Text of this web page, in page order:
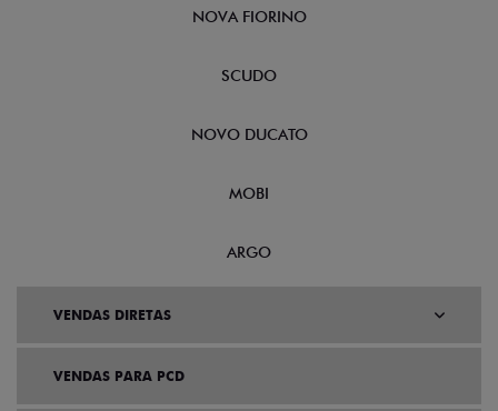
NOVA FIORINO
SCUDO
NOVO DUCATO
MOBI
ARGO
VENDAS DIRETAS
VENDAS PARA PCD